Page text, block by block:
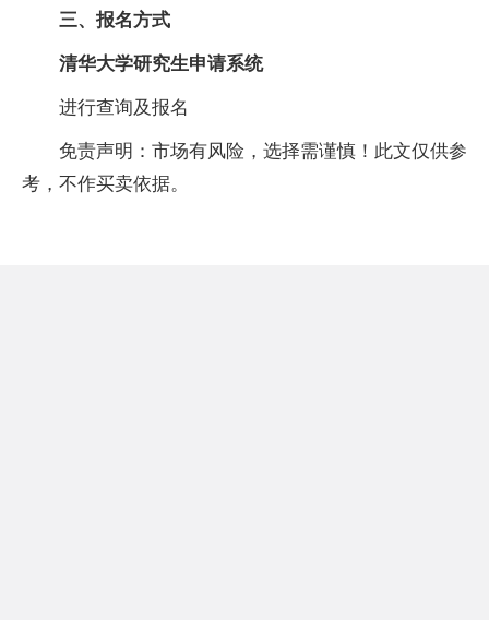
三、 报名方式
清华大学研究生申请系统
进行查询及报名
免责声明：市场有风险，选择需谨慎！此文仅供参
考，不作买卖依据。